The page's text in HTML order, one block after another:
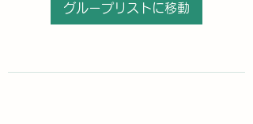
グループリストに移動